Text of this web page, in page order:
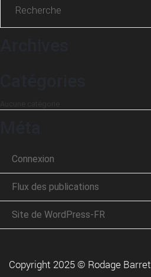
Connexion
Flux des publications
Site de WordPress-FR
Copyright 2025 © Rodage Barret